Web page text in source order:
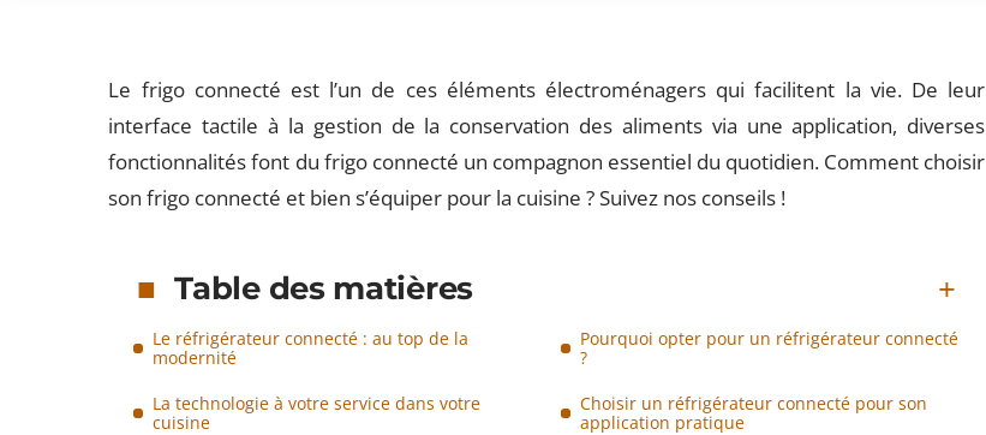
Le frigo connecté est l’un de ces éléments électroménagers qui facilitent la vie. De leur
interface tactile à la gestion de la conservation des aliments via une application, diverses
fonctionnalités font du frigo connecté un compagnon essentiel du quotidien. Comment choisir
son frigo connecté et bien s’équiper pour la cuisine ? Suivez nos conseils !
Table des matières
Le réfrigérateur connecté : au top de la
modernité
Pourquoi opter pour un réfrigérateur connecté
?
La technologie à votre service dans votre
cuisine
Choisir un réfrigérateur connecté pour son
application pratique